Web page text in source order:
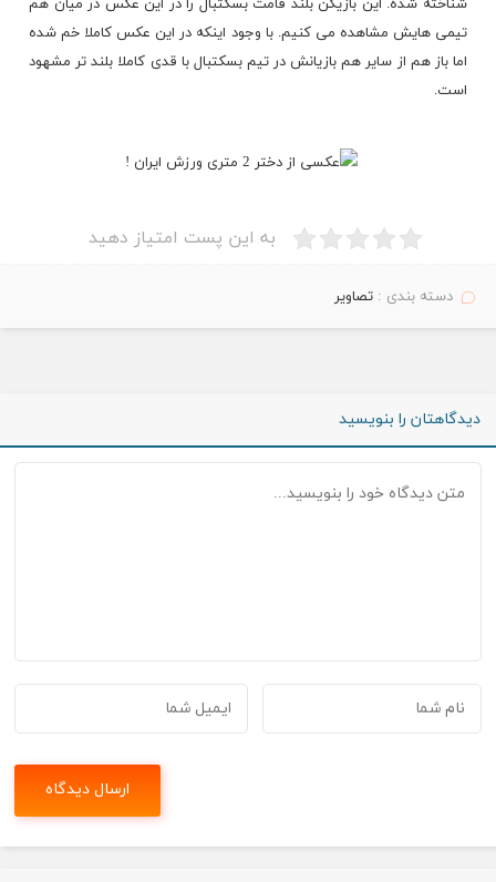
شناخته شده. این بازیکن بلند قامت بسکتبال را در این عکس در میان هم
تیمی هایش مشاهده می کنیم. با وجود اینکه در این عکس کاملا خم شده
اما باز هم از سایر هم بازیانش در تیم بسکتبال با قدی کاملا بلند تر مشهود
است.
به این پست امتیاز دهید
دسته بندی :تصاویر
دیدگاهتان را بنویسید